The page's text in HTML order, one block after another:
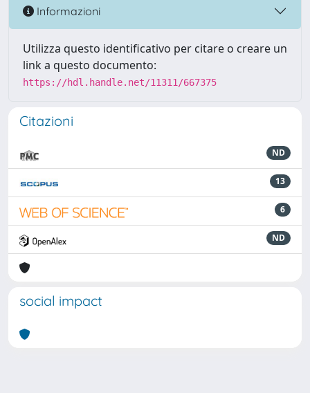
Informazioni
Utilizza questo identificativo per citare o creare un
link a questo documento:
https://hdl.handle.net/11311/667375
Citazioni
ND
13
6
ND
social impact